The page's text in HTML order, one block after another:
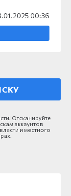
00:36
Отсканируйте
аккаунтов
и местного